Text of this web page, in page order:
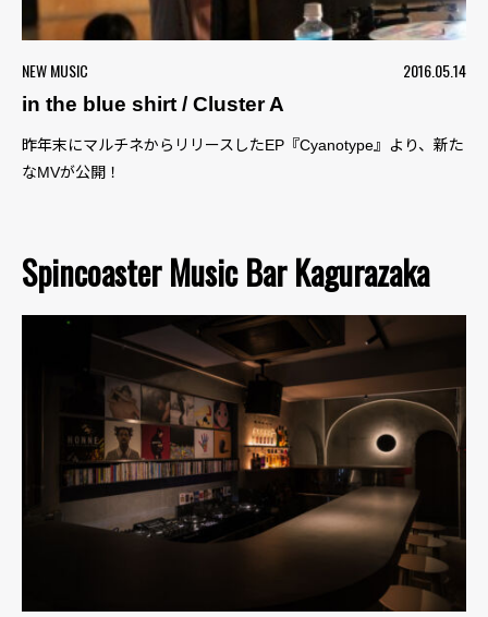
NEW MUSIC
2016.05.14
in the blue shirt / Cluster A
昨年末にマルチネからリリースしたEP『Cyanotype』より、新た
なMVが公開！
Spincoaster Music Bar Kagurazaka